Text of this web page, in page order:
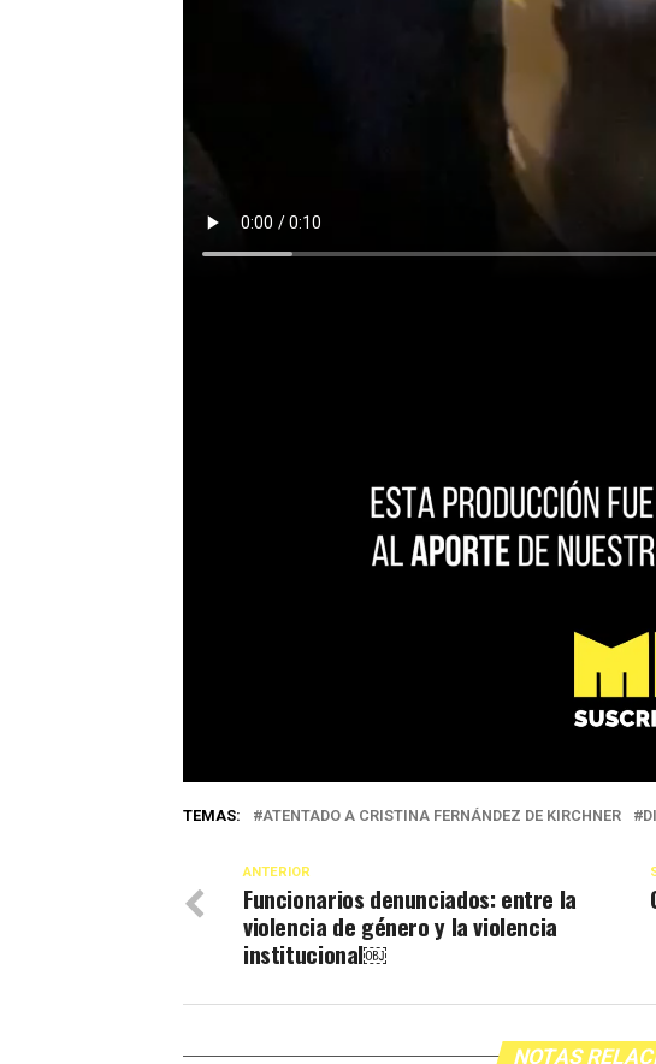
TEMAS: ATENTADO A CRISTINA FERNÁNDEZ DE KIRCHNER
ANTERIOR
Funcionarios denunciados: entre la
violencia de género y la violencia
institucional￼
NOTAS